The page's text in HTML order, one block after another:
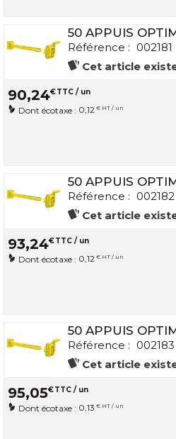
50 APPUIS
Référence : 002181
Cet article
90,24€TTC / un
Dont écotaxe : 0,12 € HT / un
50 APPUIS
Référence : 002182
Cet article
93,24€TTC / un
Dont écotaxe : 0,12 € HT / un
50 APPUIS
Référence : 002183
Cet article
95,05€TTC / un
Dont écotaxe : 0,13 € HT / un